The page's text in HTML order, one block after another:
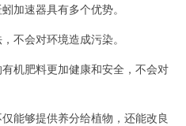
速器具有多个优势。
会对环境造成污染。
肥料更加健康和安全，不会对
够提供养分给植物，还能改良